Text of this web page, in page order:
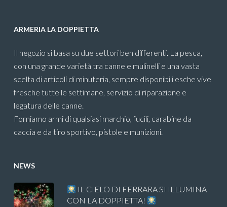
ARMERIA LA DOPPIETTA
Il negozio si basa su due settori ben differenti. La pesca,
con una grande varietà tra canne e mulinelli e una vasta
scelta di articoli di minuteria, sempre disponibili esche vive
fresche tutte le settimane, servizio di riparazione e
legatura delle canne.
Forniamo armi di qualsiasi marchio, fucili, carabine da
caccia e da tiro sportivo, pistole e munizioni.
NEWS
IL CIELO DI FERRARA SI ILLUMINA
CON LA DOPPIETTA!